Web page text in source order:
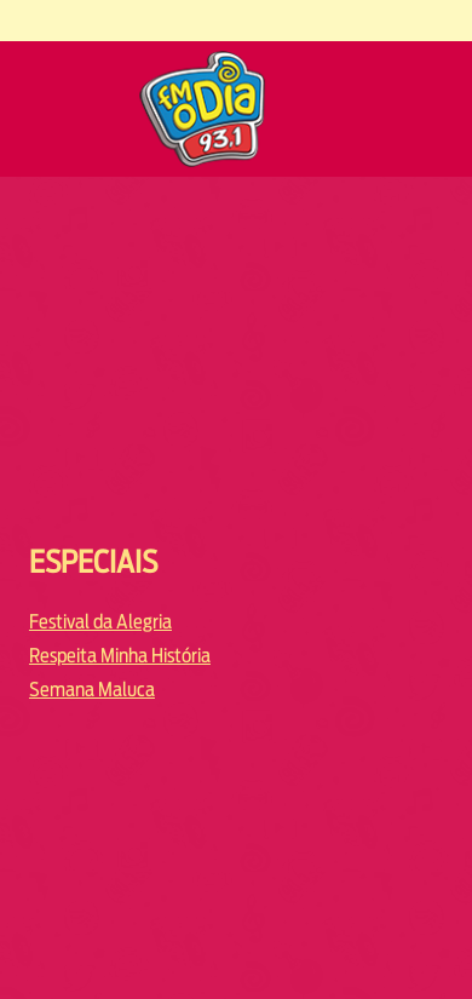
ESPECIAIS
Festival da Alegria
Respeita Minha História
Semana Maluca